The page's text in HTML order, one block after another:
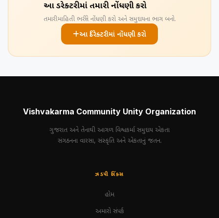
આ ડિરેક્ટરીમાં તમારી નોંધણી કરો
તમારી માહિતી ભરીને નોંધણી કરો અને સમુદાયના ભાગ બનો.
આ ડિરેક્ટરીમાં નોંધણી કરો
Vishvakarma Community Unity Organization
ગુજરાત અને તેનાથી આગળ વિશ્વકર્મા સમુદાય એકતા
સંગઠનના વારસા, સંસ્કૃતિ અને એકતાનું જતન.
ઝડપી લિંક્સ
હોમ
અમારો સંપર્ક